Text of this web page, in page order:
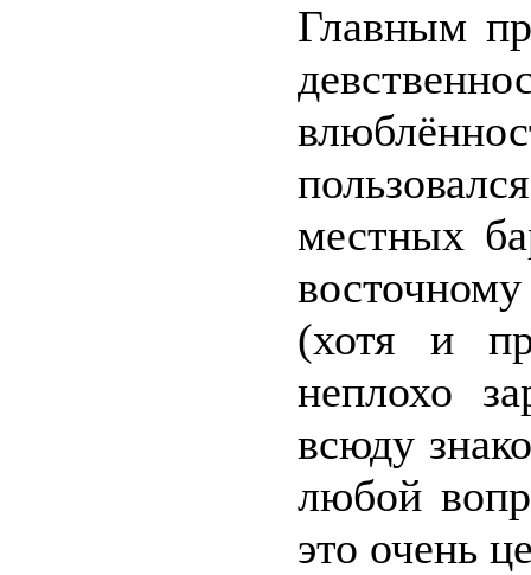
Главным
местных
(хотя и
неплохо
всюду
любой
это очень